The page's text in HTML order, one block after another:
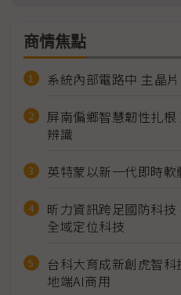
商情焦點
系統內部電路中 主晶
屏南偏鄉智慧韌性扎
辨識
英特蒙以新一代即時
昕力資訊跨足國防科
全域定位科技
台科大育成新創虎智科
地端AI商用